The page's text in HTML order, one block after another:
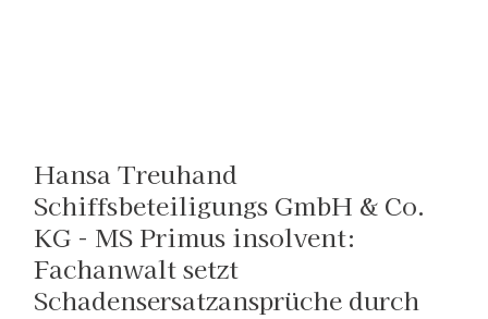
Hansa Treuhand
Schiffsbeteiligungs GmbH & Co.
KG - MS Primus insolvent:
Fachanwalt setzt
Schadensersatzansprüche durch